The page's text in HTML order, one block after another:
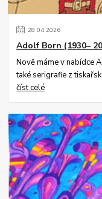
28.04.2026
Adolf Born (1930–
Nově máme v nabídce
také serigrafie z
číst celé